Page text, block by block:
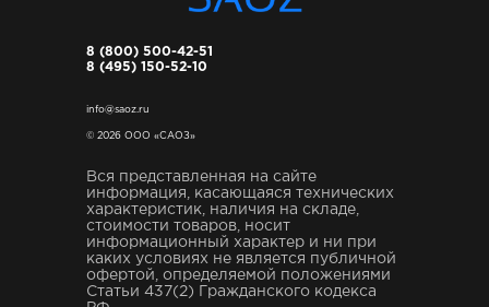
8 (800) 500-42-51
8 (495) 150-52-10
info@saoz.ru
© 2026 ООО «САОЗ»
Вся представленная на сайте
информация, касающаяся технических
характеристик, наличия на складе,
стоимости товаров, носит
информационный характер и ни при
каких условиях не является публичной
офертой, определяемой положениями
Статьи 437(2) Гражданского кодекса